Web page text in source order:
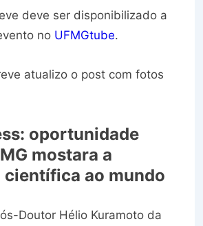
deve ser disponibilizado a
no UFMGtube.
atualizo o post com fotos
oportunidade
mostara a
científica ao mundo
Doutor Hélio Kuramoto da